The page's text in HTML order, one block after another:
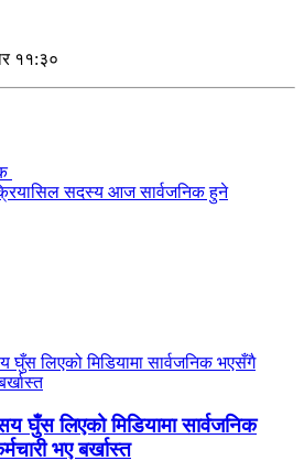
११:३०
सदस्य आज सार्वजनिक हुने
घुँस लिएको मिडियामा सार्वजनिक
भए बर्खास्त